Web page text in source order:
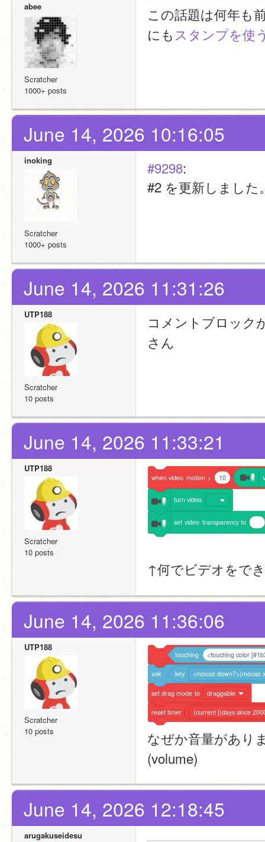
abee
Scratcher
1000+ posts
この話題は何年も
にも スタンプを使
June 14, 2026 10:16:05
inoking
Scratcher
1000+ posts
#9298:
#2 を更新しました
June 14, 2026 11:31:26
UTP188
Scratcher
10 posts
コメントブロック
さん
June 14, 2026 11:33:21
UTP188
Scratcher
10 posts
when video motion > 10
turnvideo
set video transparencyto
↑何でビデオをで
June 14, 2026 11:36:06
UTP188
Scratcher
10 posts
touching <touching color
ask key <mouse down?>(mouse
set drag mode to draggable
reset timer (current [(days since
なぜか音量があり
(volume)
June 14, 2026 12:18:45
arugakuseidesu